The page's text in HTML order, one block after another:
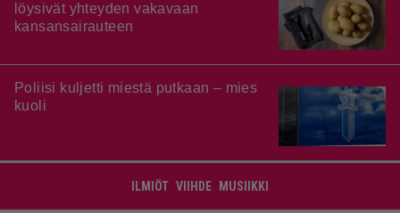
löysivät yhteyden vakavaan
kansansairauteen
Poliisi kuljetti miestä putkaan – mies
kuoli
ILMIÖT VIIHDE MUSIIKKI